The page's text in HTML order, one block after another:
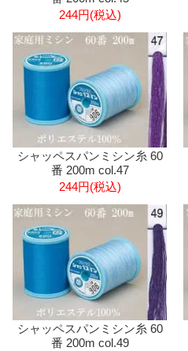
244円(税込)
シャッペスパンミシン糸 60
番 200m col.47
244円(税込)
シャッペスパンミシン糸 60
番 200m col.49